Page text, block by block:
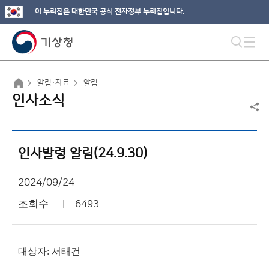
이 누리집은 대한민국 공식 전자정부 누리집입니다.
알림·자료 알림
인사소식
인사발령 알림(24.9.30)
2024/09/24
조회수 6493
대상자: 서태건